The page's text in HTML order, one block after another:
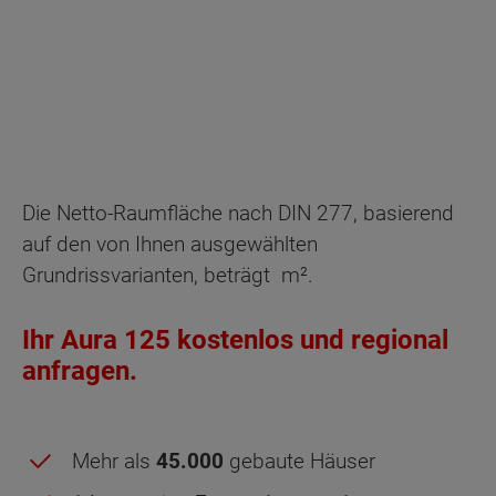
Die Netto-Raumfläche nach DIN 277, basierend
auf den von Ihnen ausgewählten
Grundrissvarianten, beträgt m².
Ihr Aura 125 kostenlos und regional
anfragen.
Mehr als 45.000 gebaute Häuser